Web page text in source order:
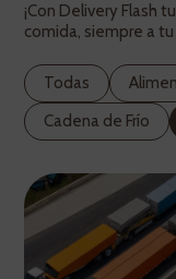
¡Con Delivery Flash
comida, siempre a
Todas
Cadena de Frío